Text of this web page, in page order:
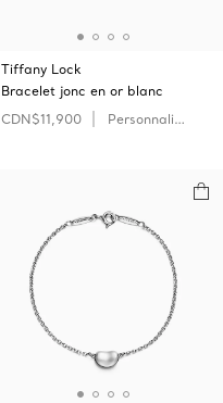
Tiffany Lock
Bracelet jonc en or blanc
CDN$11,900
Personnaliser